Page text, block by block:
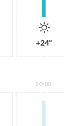
+24°
20:00